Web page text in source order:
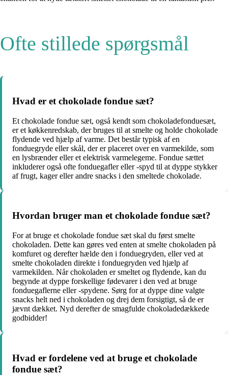
Ofte stillede spørgsmål
Hvad er et chokolade fondue sæt?
Et chokolade fondue sæt, også kendt som chokoladefonduesæt,
er et køkkenredskab, der bruges til at smelte og holde chokolade
flydende ved hjælp af varme. Det består typisk af en
fonduegryde eller skål, der er placeret over en varmekilde, som
en lysbrænder eller et elektrisk varmelegeme. Fondue sættet
inkluderer også ofte fonduegafler eller -spyd til at dyppe stykker
af frugt, kager eller andre snacks i den smeltede chokolade.
Hvordan bruger man et chokolade fondue sæt?
For at bruge et chokolade fondue sæt skal du først smelte
chokoladen. Dette kan gøres ved enten at smelte chokoladen på
komfuret og derefter hælde den i fonduegryden, eller ved at
smelte chokoladen direkte i fonduegryden ved hjælp af
varmekilden. Når chokoladen er smeltet og flydende, kan du
begynde at dyppe forskellige fødevarer i den ved at bruge
fonduegaflerne eller -spydene. Sørg for at dyppe dine valgte
snacks helt ned i chokoladen og drej dem forsigtigt, så de er
jævnt dækket. Nyd derefter de smagfulde chokoladedækkede
godbidder!
Hvad er fordelene ved at bruge et chokolade
fondue sæt?